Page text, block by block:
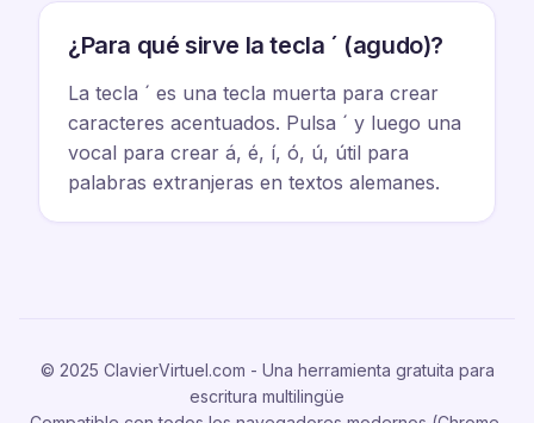
¿Para qué sirve la tecla ´ (agudo)?
La tecla ´ es una tecla muerta para crear
caracteres acentuados. Pulsa ´ y luego una
vocal para crear á, é, í, ó, ú, útil para
palabras extranjeras en textos alemanes.
© 2025 ClavierVirtuel.com - Una herramienta gratuita para
escritura multilingüe